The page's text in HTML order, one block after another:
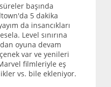
başında
5 dakika
da insancıkları
Level sınırına
oyuna devam
var ve yenileri
filmleriyle eş
vs. bile ekleniyor.